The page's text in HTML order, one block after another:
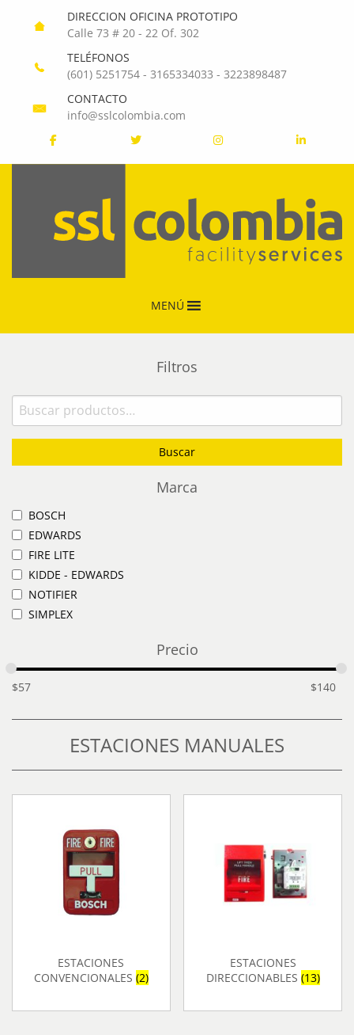
DIRECCION OFICINA PROTOTIPO
Calle 73 # 20 - 22 Of. 302
TELÉFONOS
(601) 5251754- 3165334033 - 3223898487
CONTACTO
info@sslcolombia.com
MENÚ
Filtros
Buscar
por:
Buscar
Marca
BOSCH
EDWARDS
FIRE LITE
KIDDE - EDWARDS
NOTIFIER
SIMPLEX
Precio
$57 $140
ESTACIONES MANUALES
ESTACIONES
CONVENCIONALES (2)
ESTACIONES
DIRECCIONABLES (13)